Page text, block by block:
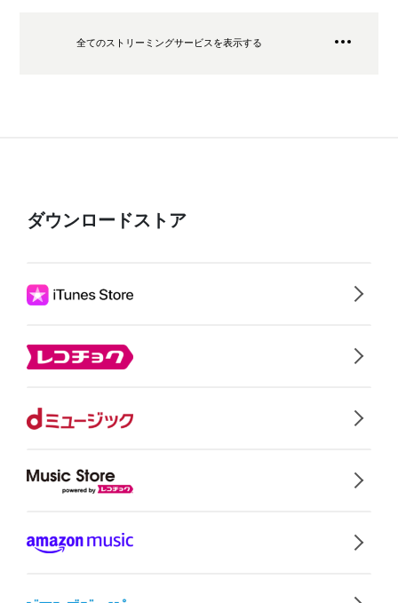
全てのストリーミングサービスを表示する
ダウンロードストア